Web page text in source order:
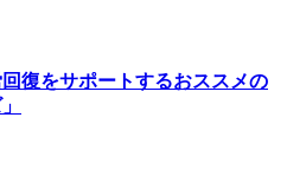
復をサポートするおススメの